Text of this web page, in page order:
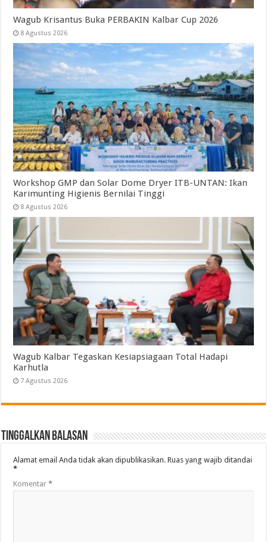
Wagub Krisantus Buka PERBAKIN Kalbar Cup 2026
8 Agustus 2026
Workshop GMP dan Solar Dome Dryer ITB-UNTAN: Ikan
Karimunting Higienis Bernilai Tinggi
8 Agustus 2026
Wagub Kalbar Tegaskan Kesiapsiagaan Total Hadapi
Karhutla
7 Agustus 2026
Tinggalkan Balasan
Alamat email Anda tidak akan dipublikasikan. Ruas yang wajib ditandai
*
Komentar*